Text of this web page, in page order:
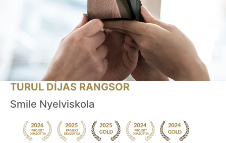
TURUL DÍJAS RANGSOR
Smile Nyelviskola